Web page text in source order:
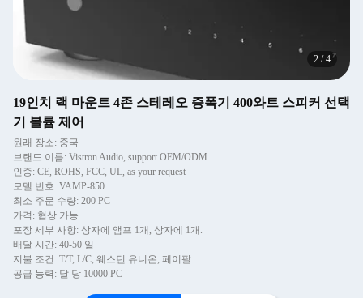
2 /4
19인치 랙 마운트 4존 스테레오 증폭기 400와트 스피커 선택
기 볼륨 제어
원래 장소: 중국
브랜드 이름: Vistron Audio, support OEM/ODM
인증: CE, ROHS, FCC, UL, as your request
모델 번호: VAMP-850
최소 주문 수량: 200 PC
가격: 협상 가능
포장 세부 사항: 상자에 앰프 1개, 상자에 1개.
배달 시간: 40-50 일
지불 조건: T/T, L/C, 웨스턴 유니온, 페이팔
공급 능력: 달 당 10000 PC